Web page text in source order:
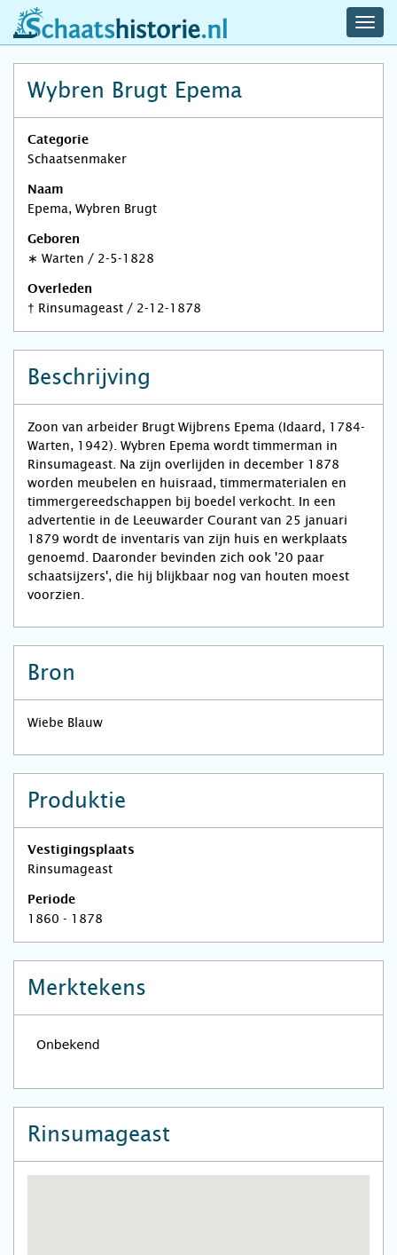
schaatshistorie.nl
Wybren Brugt Epema
Categorie
Schaatsenmaker
Naam
Epema, Wybren Brugt
Geboren
∗ Warten / 2-5-1828
Overleden
† Rinsumageast / 2-12-1878
Beschrijving
Zoon van arbeider Brugt Wijbrens Epema (Idaard, 1784-
Warten, 1942). Wybren Epema wordt timmerman in
Rinsumageast. Na zijn overlijden in december 1878
worden meubelen en huisraad, timmermaterialen en
timmergereedschappen bij boedel verkocht. In een
advertentie in de Leeuwarder Courant van 25 januari
1879 wordt de inventaris van zijn huis en werkplaats
genoemd. Daaronder bevinden zich ook '20 paar
schaatsijzers', die hij blijkbaar nog van houten moest
voorzien.
Bron
Wiebe Blauw
Produktie
Vestigingsplaats
Rinsumageast
Periode
1860 - 1878
Merktekens
Rinsumageast